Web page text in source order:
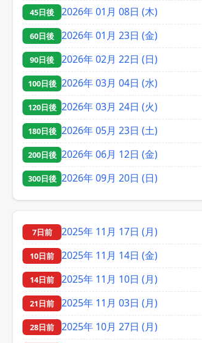
45日後 2026年 01月 08日 (木)
60日後 2026年 01月 23日 (金)
90日後 2026年 02月 22日 (日)
100日後 2026年 03月 04日 (水)
120日後 2026年 03月 24日 (火)
180日後 2026年 05月 23日 (土)
200日後 2026年 06月 12日 (金)
300日後 2026年 09月 20日 (日)
7日前 2025年 11月 17日 (月)
10日前 2025年 11月 14日 (金)
14日前 2025年 11月 10日 (月)
21日前 2025年 11月 03日 (月)
28日前 2025年 10月 27日 (月)